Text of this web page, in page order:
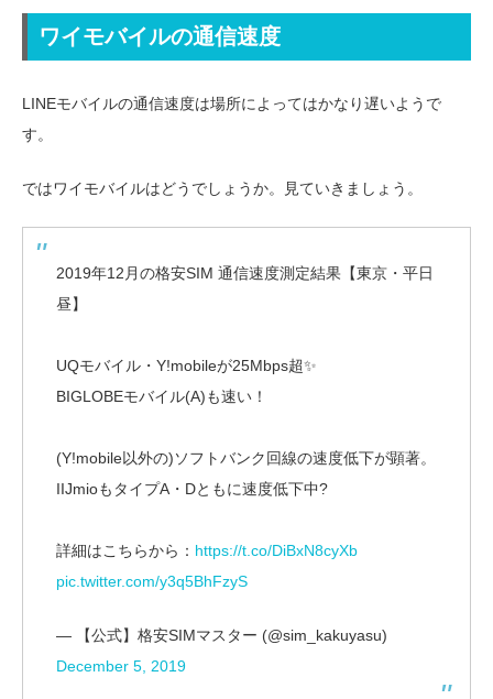
ワイモバイルの通信速度
LINEモバイルの通信速度は場所によってはかなり遅いようで
す。
ではワイモバイルはどうでしょうか。見ていきましょう。
2019年12月の格安SIM 通信速度測定結果【東京・平日
昼】
UQモバイル・Y!mobileが25Mbps超✨
BIGLOBEモバイル(A)も速い！
(Y!mobile以外の)ソフトバンク回線の速度低下が顕著。
IIJmioもタイプA・Dともに速度低下中?
詳細はこちらから： https://t.co/DiBxN8cyXb
pic.twitter.com/y3q5BhFzyS
— 【公式】格安SIMマスター (@sim_kakuyasu)
December 5, 2019